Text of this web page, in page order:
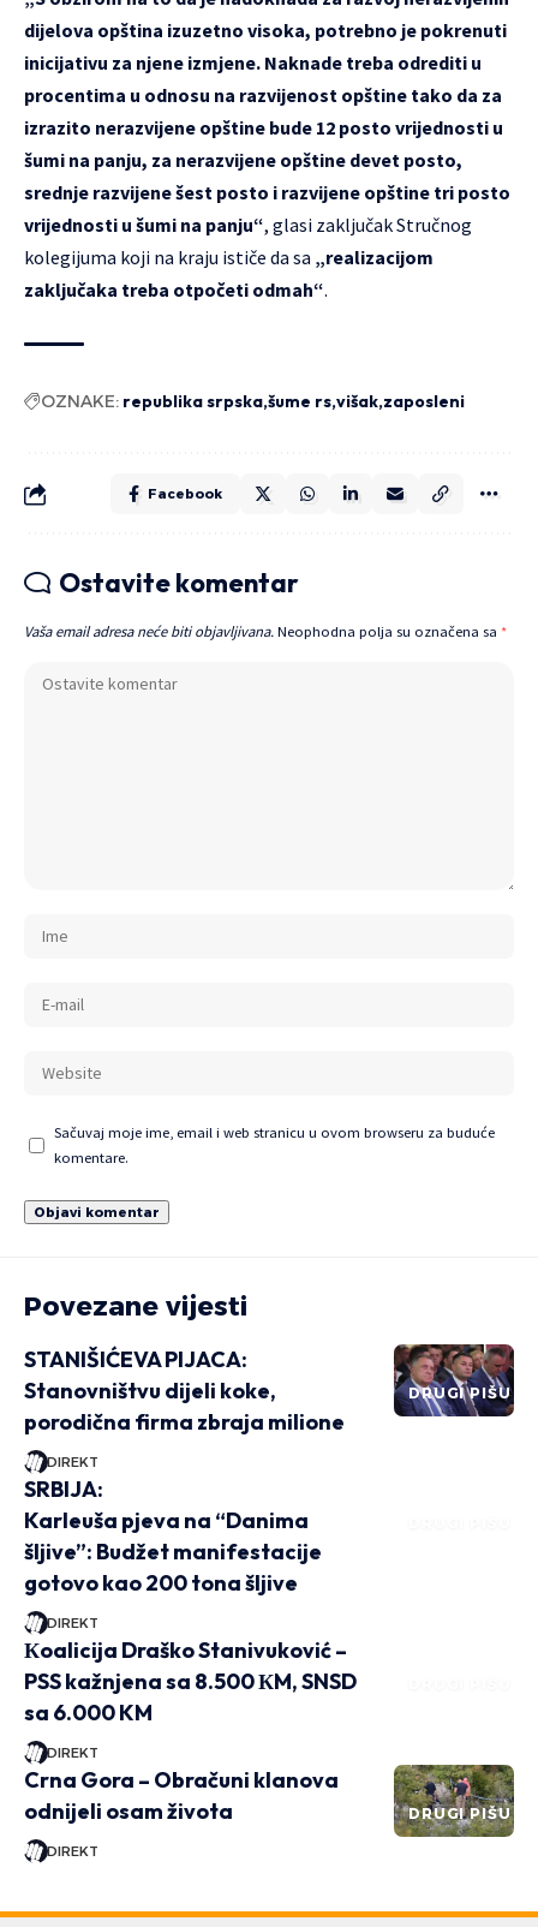
dijelova opština izuzetno visoka, potrebno je pokrenuti
inicijativu za njene izmjene. Naknade treba odrediti u
procentima u odnosu na razvijenost opštine tako da za
izrazito nerazvijene opštine bude 12 posto vrijednosti u
šumi na panju, za nerazvijene opštine devet posto,
srednje razvijene šest posto i razvijene opštine tri posto
vrijednosti u šumi na panju“, glasi zaključak Stručnog
kolegijuma koji na kraju ističe da sa „realizacijom
zaključaka treba otpočeti odmah“.
OZNAKE: republika srpska šume rs višak zaposleni
Facebook
Ostavite komentar
Vaša email adresa neće biti objavljivana. Neophodna polja su označena sa *
Sačuvaj moje ime, email i web stranicu u ovom browseru za buduće
komentare.
Povezane vijesti
DRUGI PIŠU
STANIŠIĆEVA PIJACA:
Stanovništvu dijeli koke,
porodična firma zbraja milione
DIREKT
SRBIJA:
Karleuša pjeva na “Danima
šljive”: Budžet manifestacije
gotovo kao 200 tona šljive
DIREKT
Кoalicija Draško Stanivuković –
PSS kažnjena sa 8.500 КM, SNSD
sa 6.000 KM
DIREKT
DRUGI PIŠU
Crna Gora – Obračuni klanova
odnijeli osam života
DIREKT